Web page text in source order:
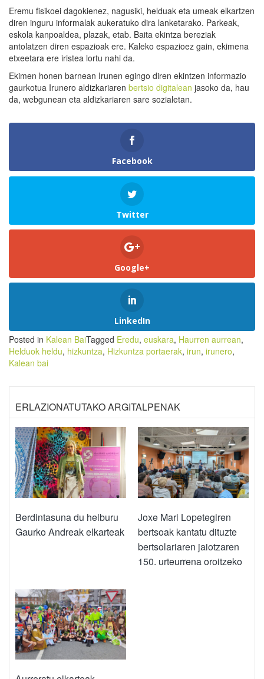
Eremu fisikoei dagokienez, nagusiki, helduak eta umeak elkartzen
diren inguru informalak aukeratuko dira lanketarako. Parkeak,
eskola kanpoaldea, plazak, etab. Baita ekintza bereziak
antolatzen diren espazioak ere. Kaleko espazioez gain, ekimena
etxeetara ere iristea lortu nahi da.
Ekimen honen barnean Irunen egingo diren ekintzen informazio
gaurkotua Irunero aldizkariaren bertsio digitalean jasoko da, hau
da, webgunean eta aldizkariaren sare sozialetan.
Facebook
Twitter
Google+
LinkedIn
Posted in Kalean BaiTagged Eredu, euskara, Haurren aurrean,
Helduok heldu, hizkuntza, Hizkuntza portaerak, irun, irunero,
Kalean bai
ERLAZIONATUTAKO ARGITALPENAK
Berdintasuna du helburu
Gaurko Andreak elkarteak
Joxe Mari Lopetegiren
bertsoak kantatu dituzte
bertsolariaren jaiotzaren
150. urteurrena oroitzeko